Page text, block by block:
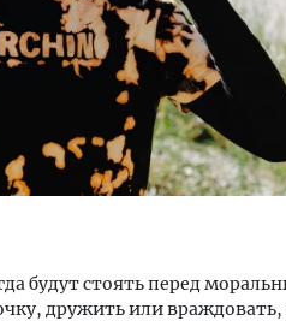
будут стоять перед
дружить или